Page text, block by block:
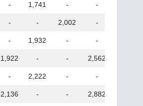
- 1,741 - -
- - 2,002 -
- 1,932 - -
1,922 - - 2,562
- 2,222 - -
2,136 - - 2,882